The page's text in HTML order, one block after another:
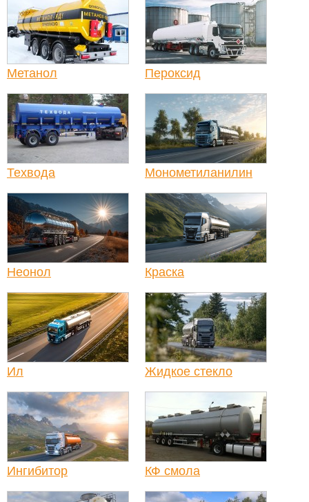
Метанол Пероксид
Техвода Монометиланилин
Неонол Краска
Ил Жидкое стекло
Ингибитор КФ смола